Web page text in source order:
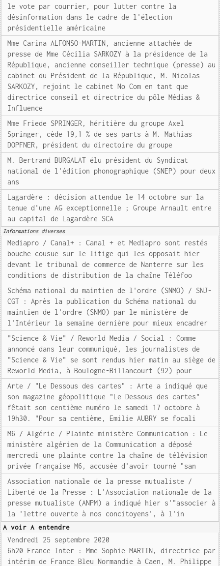
le vote par courrier, pour lutter contre la
désinformation dans le cadre de l'élection
présidentielle américaine
Mme Carina ALFONSO-MARTIN, ancienne attachée de
presse de Mme Cécilia SARKOZY à la présidence de la
République, ancienne conseiller technique (presse) au
cabinet du Président de la République, M. Nicolas
SARKOZY, rejoint le cabinet No Com en tant que
directrice conseil et directrice du pôle Médias &
Influence
Mme Friede SPRINGER, héritière du groupe Axel
Springer, cède 19,1 % de ses parts à M. Mathias
DOPFNER, président du directoire du groupe
M. Bertrand BURGALAT élu président du Syndicat
national de l'édition phonographique (SNEP) pour deux
ans
Lagardère : décision attendue le 14 octobre sur la
tenue d'une AG exceptionnelle ; Groupe Arnault entre
au capital de Lagardère SCA
Informations diverses
Mediapro / Canal+ : Canal + et Mediapro sont restés
bouche cousue sur le litige qui les opposait hier
devant le tribunal de commerce de Nanterre sur les
conditions de distribution de la chaîne Téléfoo
Schéma national du maintien de l'ordre (SNMO) / SNJ-
CGT : Après la publication du Schéma national du
maintien de l'ordre (SNMO) par le ministère de
l'Intérieur la semaine dernière pour mieux encadrer
"Science & Vie" / Reworld Media / Social : Comme
annoncé dans leur communiqué, les journalistes de
"Science & Vie" se sont rendus hier matin au siège de
Reworld Media, à Boulogne-Billancourt (92) pour
Arte / "Le Dessous des cartes" : Arte a indiqué que
son magazine géopolitique "Le Dessous des cartes"
fêtait son centième numéro le samedi 17 octobre à
19h30. "Pour sa centième, Emilie AUBRY se focali
M6 / Algérie / Plainte ministère Communication : Le
ministère algérien de la Communication a déposé
mercredi une plainte contre la chaîne de télévision
privée française M6, accusée d'avoir tourné "san
Association nationale de la presse mutualiste /
Liberté de la Presse : L'Association nationale de la
presse mutualiste (ANPM) a indiqué hier s'"associer à
la 'lettre ouverte à nos concitoyens', à l'in
A voir A entendre
Vendredi 25 septembre 2020
6h20 France Inter : Mme Sophie MARTIN, directrice par
intérim de France Bleu Normandie à Caen, M. Philippe